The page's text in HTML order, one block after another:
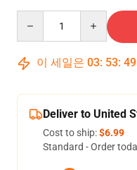
이 세일은 03: 53: 48
Deliver to United
Cost to ship:$6.99
Standard - Order